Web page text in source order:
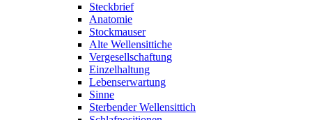
Steckbrief
Anatomie
Stockmauser
Alte Wellensittiche
Vergesellschaftung
Einzelhaltung
Lebenserwartung
Sinne
Sterbender Wellensittich